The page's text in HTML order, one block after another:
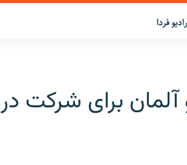
آلمان برای شرکت در